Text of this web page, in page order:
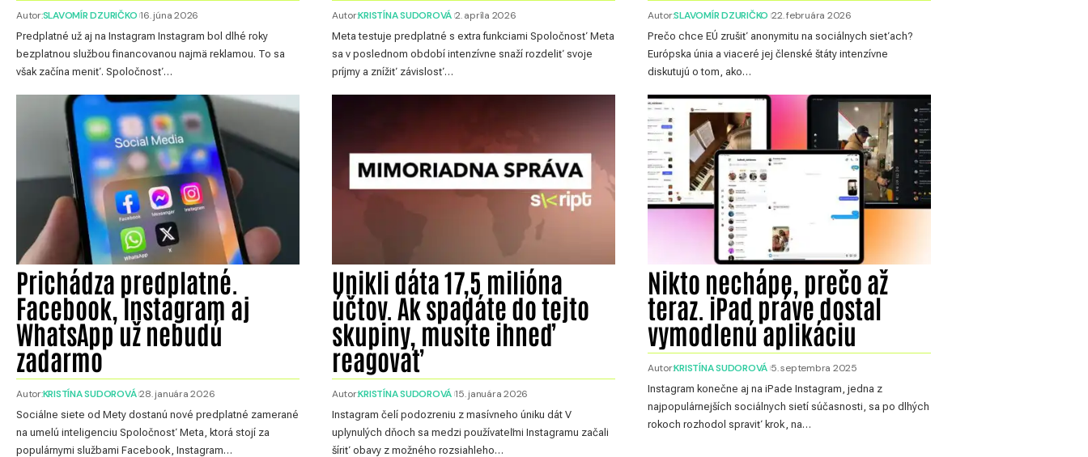
Autor:SLAVOMÍR DZURIČKO 16. júna 2026
Predplatné už aj na Instagram Instagram bol dlhé roky
bezplatnou službou financovanou najmä reklamou. To sa
však začína meniť. Spoločnosť…
Autor:KRISTÍNA SUDOROVÁ 2. apríla 2026
Meta testuje predplatné s extra funkciami Spoločnosť Meta
sa v poslednom období intenzívne snaží rozdeliť svoje
príjmy a znížiť závislosť…
Autor:SLAVOMÍR DZURIČKO 22. februára 2026
Prečo chce EÚ zrušiť anonymitu na sociálnych sieťach?
Európska únia a viaceré jej členské štáty intenzívne
diskutujú o tom, ako…
Prichádza predplatné.
Facebook, Instagram aj
WhatsApp už nebudú
zadarmo
Autor:KRISTÍNA SUDOROVÁ 28. januára 2026
Sociálne siete od Mety dostanú nové predplatné zamerané
na umelú inteligenciu Spoločnosť Meta, ktorá stojí za
populárnymi službami Facebook, Instagram…
Unikli dáta 17,5 milióna
účtov. Ak spadáte do tejto
skupiny, musíte ihneď
reagovať
Autor:KRISTÍNA SUDOROVÁ 15. januára 2026
Instagram čelí podozreniu z masívneho úniku dát V
uplynulých dňoch sa medzi používateľmi Instagramu začali
šíriť obavy z možného rozsiahleho…
Nikto nechápe, prečo až
teraz. iPad práve dostal
vymodlenú aplikáciu
Autor:KRISTÍNA SUDOROVÁ 5. septembra 2025
Instagram konečne aj na iPade Instagram, jedna z
najpopulárnejších sociálnych sietí súčasnosti, sa po dlhých
rokoch rozhodol spraviť krok, na…